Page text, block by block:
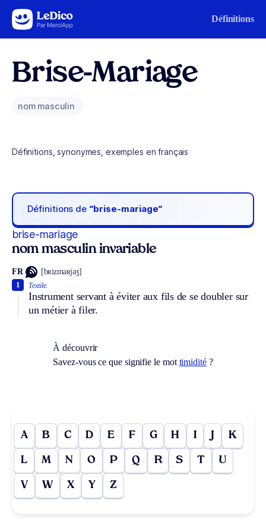
Aller au contenu Définitions
Brise-Mariage
nom masculin
Définitions, synonymes, exemples en français
Définitions de “brise-mariage“
brise-mariage
nom masculin invariable
FR [bʀizmaʀjaʒ]
Textile.
Instrument servant à éviter aux fils de se doubler sur
un métier à filer.
1
À découvrir
Savez-vous ce que signifie le mot timidité?
A B C D E F G H I J K
L M N O P Q R S T U
V W X Y Z